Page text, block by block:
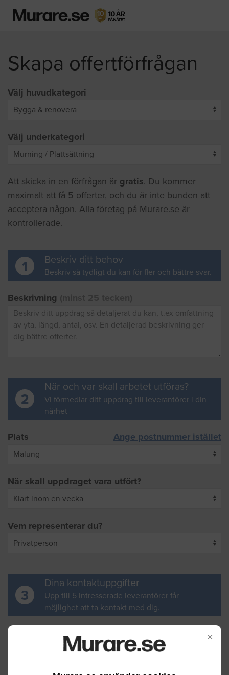
×
Skapa offertförfrågan
Välj huvudkategori
Välj underkategori
Att skicka in en förfrågan är gratis. Du kommer
maximalt att få 5 offerter, och du är inte bunden att
acceptera någon. Alla företag på Murare.se är
kontrollerade.
1 Beskriv ditt behov
Beskriv så tydligt du kan för fler och bättre svar.
Beskrivning
2
När och var skall arbetet utföras?
Vi förmedlar ditt uppdrag till leverantörer i din
närhet
Plats Ange postnummer istället
När skall uppdraget vara utfört?
Vem representerar du?
3
Dina kontaktuppgifter
Upp till 5 intresserade leverantörer får
möjlighet att ta kontakt med dig.
Ditt för- och efternamn